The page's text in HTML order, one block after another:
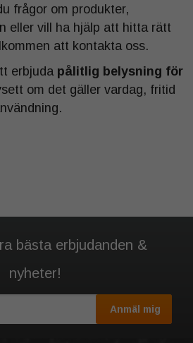
frågor om produkter,
eller vill ha hjälp att hitta rätt
att kontakta oss.
erbjuda pålitlig belysning för
om det gäller vardag, fritid
bästa erbjudanden &
nyheter!
Anmäl mig